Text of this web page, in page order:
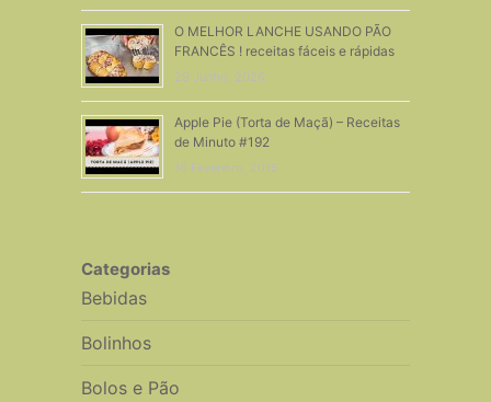
O MELHOR LANCHE USANDO PÃO
FRANCÊS ! receitas fáceis e rápidas
29 Junho, 2026
Apple Pie (Torta de Maçã) – Receitas
de Minuto #192
16 Fevereiro, 2015
Categorias
Bebidas
Bolinhos
Bolos e Pão